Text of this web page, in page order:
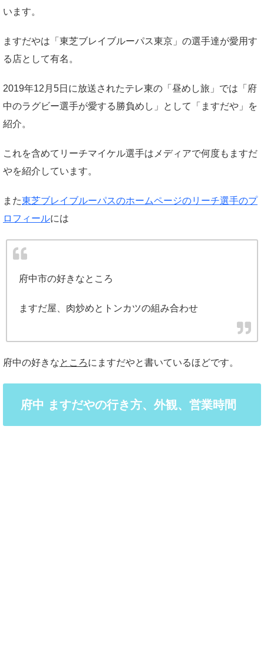
います。
ますだやは「東芝ブレイブルーパス東京」の選手達が愛用す
る店として有名。
2019年12月5日に放送されたテレ東の「昼めし旅」では「府
中のラグビー選手が愛する勝負めし」として「ますだや」を
紹介。
これを含めてリーチマイケル選手はメディアで何度もますだ
やを紹介しています。
また東芝ブレイブルーパスのホームページのリーチ選手のプ
ロフィールには
府中市の好きなところ
ますだ屋、肉炒めとトンカツの組み合わせ
府中の好きなところにますだやと書いているほどです。
府中 ますだやの行き方、外観、営業時間